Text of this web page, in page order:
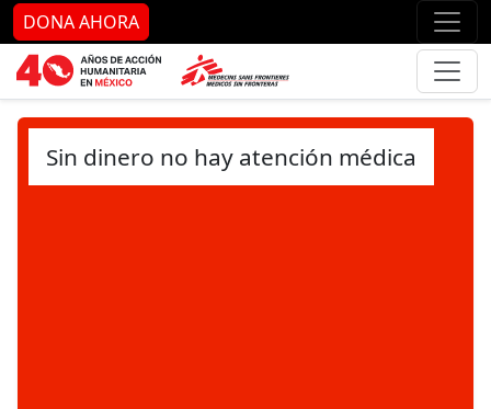
Ir al contenido principal Ir
DONA AHORA
Sin dinero no hay atención médica